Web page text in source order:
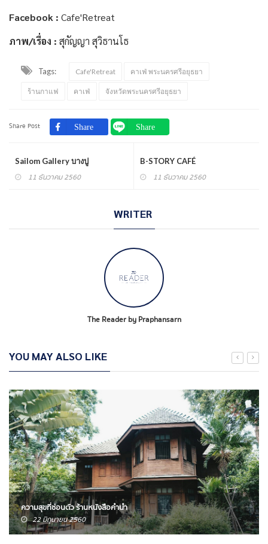
Facebook : Cafe'Retreat
ภาพ/เรื่อง : สุกัญญา สุวิธานโธ
Tags: Cafe'Retreat คาเฟ่ พระนครศรีอยุธยา
ร้านกาแฟ คาเฟ่ จังหวัดพระนครศรีอยุธยา
Share Post
Sailom Gallery บางปู
11 ธันวาคม 2560
B-STORY CAFÉ
11 ธันวาคม 2560
WRITER
The Reader by Praphansarn
YOU MAY ALSO LIKE
ความสุขที่ซ่อนตัว ร้านหนังสือคำนำ
22 มิถุนายน 2560